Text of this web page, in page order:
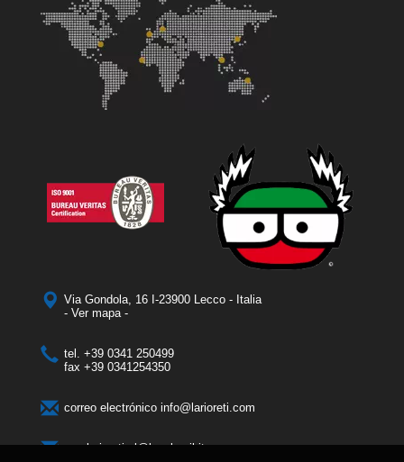
Via Gondola, 16 I-23900 Lecco - Italia
- Ver mapa -
tel. +39 0341 250499
fax +39 0341254350
correo electrónico info@larioreti.com
peclarioretisrl@legalmail.it